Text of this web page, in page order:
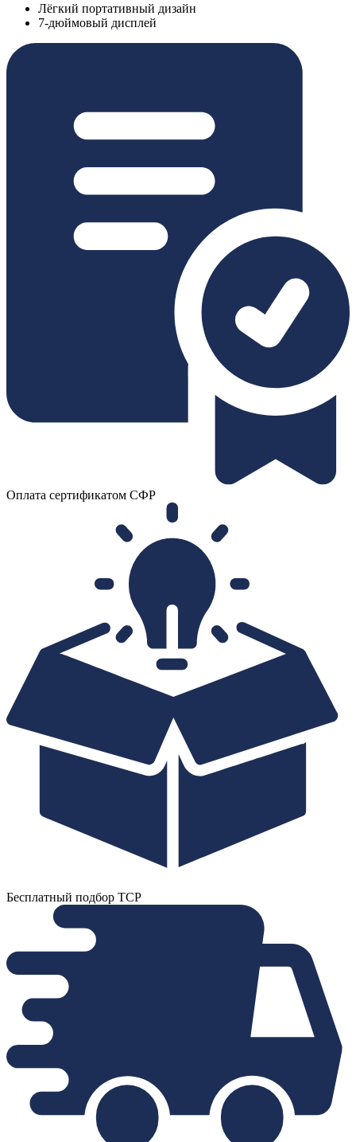
Лёгкий портативный дизайн
7-дюймовый дисплей
Оплата сертификатом СФР
Бесплатный подбор ТСР